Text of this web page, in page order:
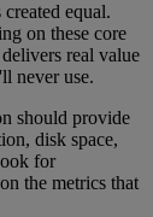
equal.
on these core
real value
never use.
should provide
disk space,
for
the metrics that